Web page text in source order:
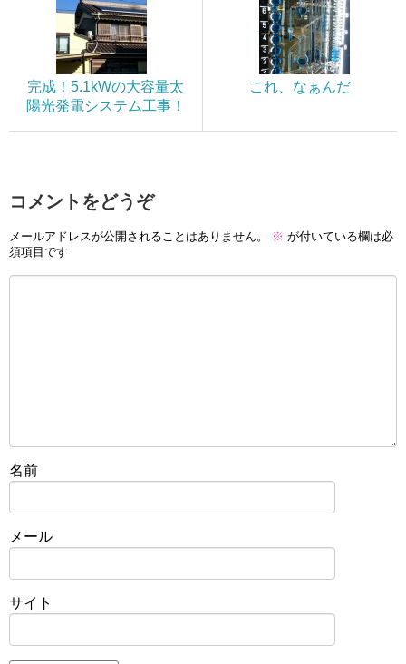
完成！5.1kWの大容量太
陽光発電システム工事！
これ、なぁんだ
コメントをどうぞ
メールアドレスが公開されることはありません。 ※ が付いている欄は必
須項目です
名前
メール
サイト